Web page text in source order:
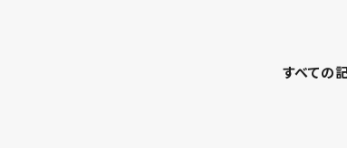
すべての